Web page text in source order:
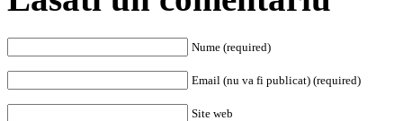
Nume (required)
Email (nu va fi publicat) (required)
Site web